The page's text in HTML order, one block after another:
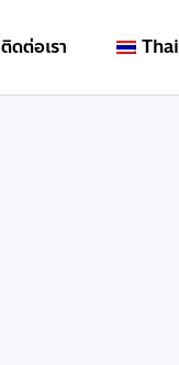
ติดต่อเรา Thai